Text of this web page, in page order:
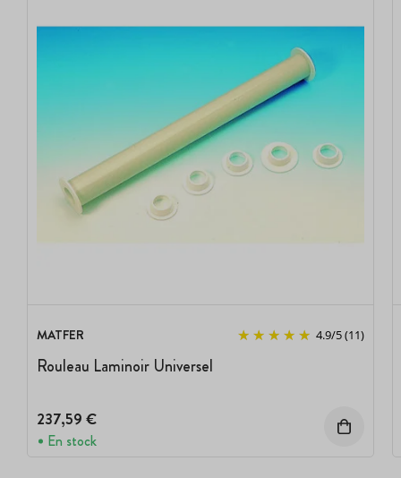
MATFER 4.9/5(11)
Rouleau Laminoir Universel
237,59 €
En stock